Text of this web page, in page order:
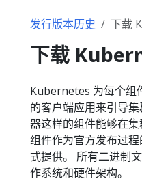
发行版本历史 下载
下载
Kubernetes 为每个组
的客户端应用来引导
器这样的组件能够在
组件作为官方发布过
式提供。 所有二进制
作系统和硬件架构。